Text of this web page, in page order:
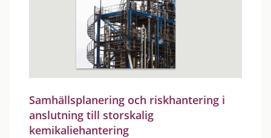
Samhällsplanering och riskhantering i
anslutning till storskalig
kemikaliehantering